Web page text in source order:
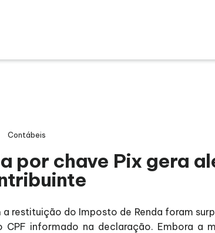
Contábeis
por chave Pix gera
restituição do Imposto de Renda foram
informado na declaração. Embora a